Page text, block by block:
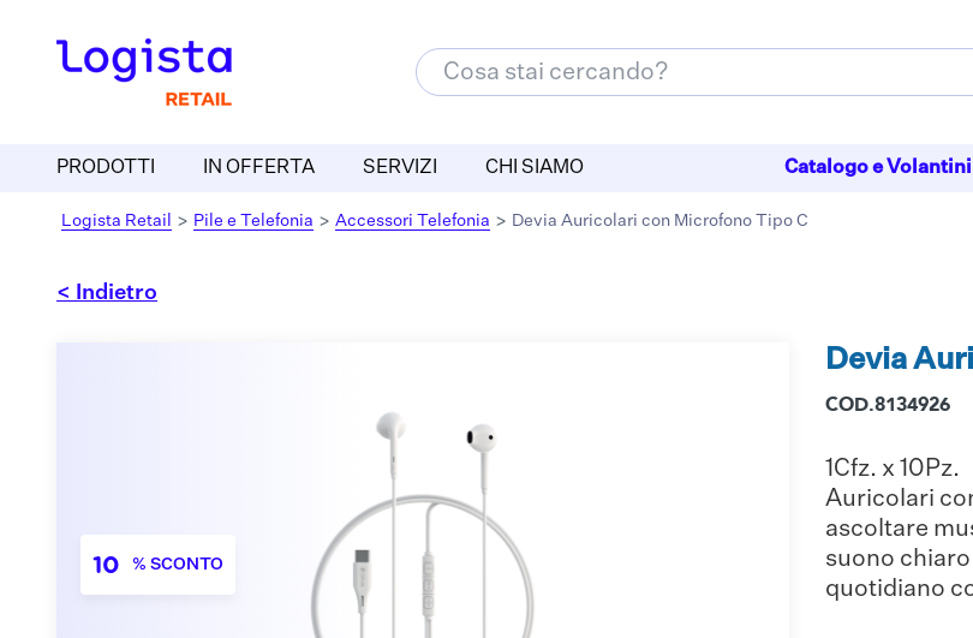
PRODOTTI IN OFFERTA SERVIZI CHI SIAMO Catalogo e Volantini
Logista Retail > Pile e Telefonia > Accessori Telefonia > Devia Auricolari con Microfono Tipo C
< Indietro
10 % SCONTO
Devia
COD.8134926
1Cfz. x 10Pz.
Auricolari
ascoltare
suono
quotidiano